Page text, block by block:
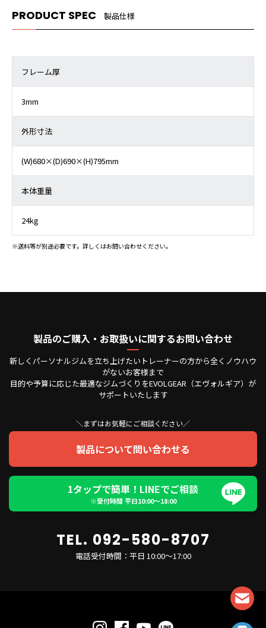
PRODUCT SPEC 製品仕様
フレーム厚
3mm
外形寸法
(W)680×(D)690×(H)795mm
本体重量
24kg
※送料等が別途必要です。詳しくはお問い合わせください。
製品のご購入・お取扱いに関するお問い合わせ
新しくパーソナルジムを立ち上げたいトレーナーの方から全くノウハウ
がないお客様まで
目的や予算に応じた最適なジムづくりをEVOLGEAR（エヴォルギア）が
サポートいたします
＼まずはお気軽にご相談ください／
製品について問い合わせる
1タップで簡単！LINEでご相談
※受付時間 平日10:00〜18:00
TEL. 092-580-8707
電話受付時間：平日 10:00～17:00